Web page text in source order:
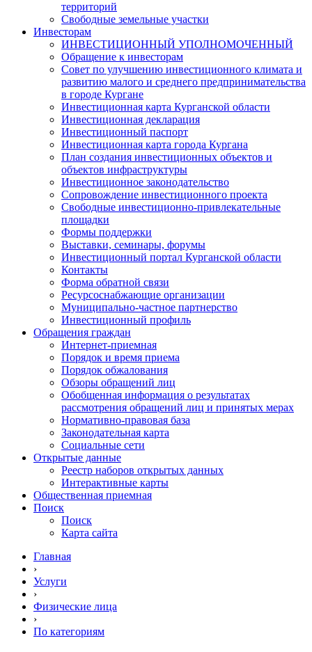
территорий
Свободные земельные участки
Инвесторам
ИНВЕСТИЦИОННЫЙ УПОЛНОМОЧЕННЫЙ
Обращение к инвесторам
Совет по улучшению инвестиционного климата и
развитию малого и среднего предпринимательства
в городе Кургане
Инвестиционная карта Курганской области
Инвестиционная декларация
Инвестиционный паспорт
Инвестиционная карта города Кургана
План создания инвестиционных объектов и
объектов инфраструктуры
Инвестиционное законодательство
Сопровождение инвестиционного проекта
Свободные инвестиционно-привлекательные
площадки
Формы поддержки
Выставки, семинары, форумы
Инвестиционный портал Курганской области
Контакты
Форма обратной связи
Ресурсоснабжающие организации
Муниципально-частное партнерство
Инвестиционный профиль
Обращения граждан
Интернет-приемная
Порядок и время приема
Порядок обжалования
Обзоры обращений лиц
Обобщенная информация о результатах
рассмотрения обращений лиц и принятых мерах
Нормативно-правовая база
Законодательная карта
Социальные сети
Открытые данные
Реестр наборов открытых данных
Интерактивные карты
Общественная приемная
Поиск
Поиск
Карта сайта
Главная
›
Услуги
›
Физические лица
›
По категориям